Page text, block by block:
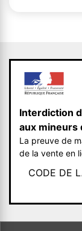
Interdiction
aux mineurs
La preuve de
de la vente en
CODE DE